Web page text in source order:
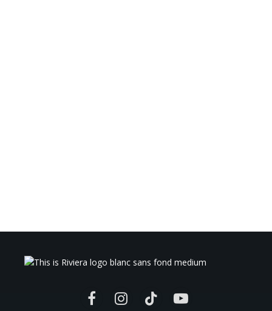
FacebookInstagramTikTok YouTube